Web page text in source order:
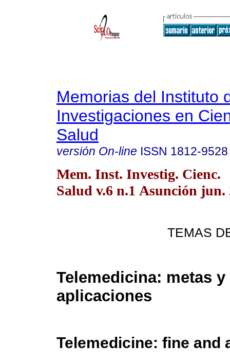
Memorias del Instituto
Investigaciones en
Salud
versión On-line ISSN 1812-9528
Mem. Inst. Investig. Cienc.
Salud v.6 n.1 Asunción jun.
TEMAS
Telemedicina: metas y
aplicaciones
Telemedicine: fine and